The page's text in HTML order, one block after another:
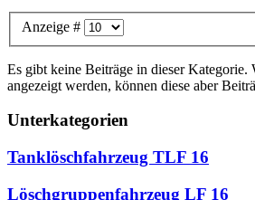
Anzeige #
Es gibt keine Beiträge in dieser Kategorie.
angezeigt werden, können diese aber
Unterkategorien
Tanklöschfahrzeug TLF 16
Löschgruppenfahrzeug LF 16